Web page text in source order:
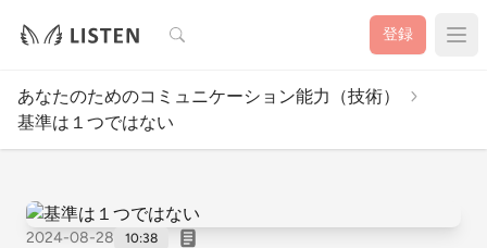
検索 登録
あなたのためのコミュニケーション能力（技術）
基準は１つではない
2024-08-28 10:38